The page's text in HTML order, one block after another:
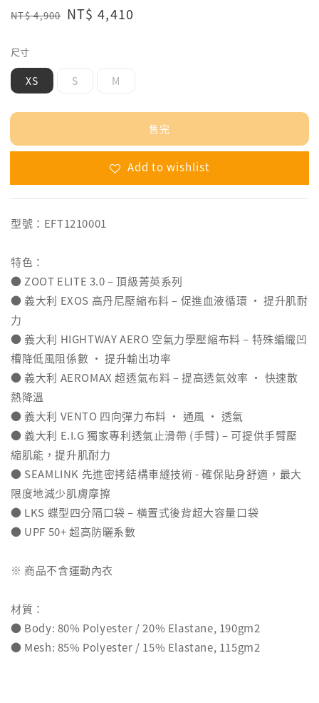
Regular
NT$ 4,900 Sale
NT$ 4,410
尺寸
XS S M
售完
Add to wishlist
型號：EFT1210001
特色：
● ZOOT ELITE 3.0 – 頂級菁英系列
● 義大利 EXOS 高丹尼壓縮布料 – 促進血液循環 ‧ 提升肌耐
力
● 義大利 HIGHTWAY AERO 空氣力學壓縮布料 – 特殊編織凹
槽降低風阻係數 ‧ 提升輸出功率
● 義大利 AEROMAX 超透氣布料 – 提高透氣效率 ‧ 快速散
熱降溫
● 義大利 VENTO 四向彈力布料 ‧ 通風 ‧ 透氣
● 義大利 E.I.G 獨家專利透氣止滑帶 (手臂) – 可提供手臂壓
縮肌能，提升肌耐力
● SEAMLINK 先進密拷結構車縫技術 - 確保貼身舒適，最大
限度地減少肌膚摩擦
● LKS 蝶型四分隔口袋 – 橫置式後背超大容量口袋
● UPF 50+ 超高防曬系數
※ 商品不含運動內衣
材質：
● Body: 80% Polyester / 20% Elastane, 190gm2
● Mesh: 85% Polyester / 15% Elastane, 115gm2